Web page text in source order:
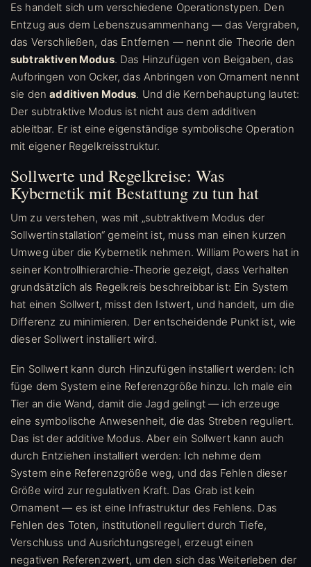
Es handelt sich um verschiedene Operationstypen. Den
Entzug aus dem Lebenszusammenhang — das Vergraben,
das Verschließen, das Entfernen — nennt die Theorie den
subtraktiven Modus. Das Hinzufügen von Beigaben, das
Aufbringen von Ocker, das Anbringen von Ornament nennt
sie denadditiven Modus. Und die Kernbehauptung lautet:
Der subtraktive Modus ist nicht aus dem additiven
ableitbar. Er ist eine eigenständige symbolische Operation
mit eigener Regelkreisstruktur.
Sollwerte und Regelkreise: Was
Kybernetik mit Bestattung zu tun hat
Um zu verstehen, was mit „subtraktivem Modus der
Sollwertinstallation“ gemeint ist, muss man einen kurzen
Umweg über die Kybernetik nehmen. William Powers hat in
seiner Kontrollhierarchie-Theorie gezeigt, dass Verhalten
grundsätzlich als Regelkreis beschreibbar ist: Ein System
hat einen Sollwert, misst den Istwert, und handelt, um die
Differenz zu minimieren. Der entscheidende Punkt ist, wie
dieser Sollwert installiert wird.
Ein Sollwert kann durch Hinzufügen installiert werden: Ich
füge dem System eine Referenzgröße hinzu. Ich male ein
Tier an die Wand, damit die Jagd gelingt — ich erzeuge
eine symbolische Anwesenheit, die das Streben reguliert.
Das ist der additive Modus. Aber ein Sollwert kann auch
durch Entziehen installiert werden: Ich nehme dem
System eine Referenzgröße weg, und das Fehlen dieser
Größe wird zur regulativen Kraft. Das Grab ist kein
Ornament — es ist eine Infrastruktur des Fehlens. Das
Fehlen des Toten, institutionell reguliert durch Tiefe,
Verschluss und Ausrichtungsregel, erzeugt einen
negativen Referenzwert, um den sich das Weiterleben der